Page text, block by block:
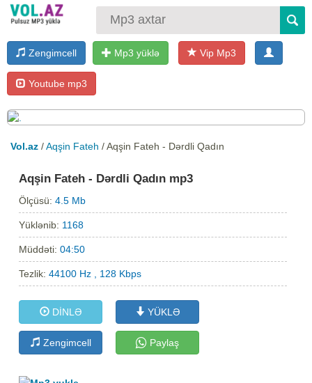
Zengimcell Mp3 yüklə Vip Mp3
Youtube mp3
Vol.az /Aqşin Fateh / Aqşin Fateh - Dərdli Qadın
Aqşin Fateh - Dərdli Qadın mp3
Ölçüsü:4.5 Mb
Yüklənib: 1168
Müddəti:04:50
Tezlik:44100 Hz , 128 Kbps
DİNLƏ YÜKLƏ
Zengimcell Paylaş